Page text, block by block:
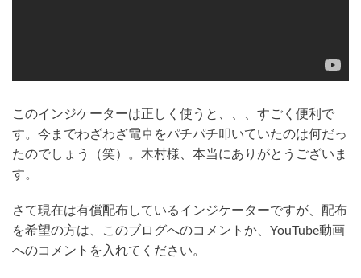
このインジケーターは正しく使うと、、、すごく便利で
す。今までわざわざ電卓をパチパチ叩いていたのは何だっ
たのでしょう（笑）。木村様、本当にありがとうございま
す。
さて現在は有償配布しているインジケーターですが、配布
を希望の方は、このブログへのコメントか、YouTube動画
へのコメントを入れてください。